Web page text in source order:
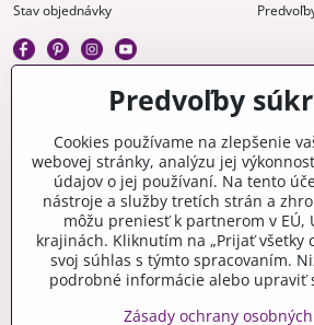
Stav objednávky
Gravírovanie
Videonávody
Blog
Kreatívna poradňa
Predvoľby
Cookies používame na zlepšenie
webovej stránky, analýzu jej
údajov o jej používaní. Na tento
nástroje a služby tretích strán a
môžu preniesť k partnerom v EÚ,
krajinách. Kliknutím na „Prijať všetky
svoj súhlas s týmto spracovaním.
podrobné informácie alebo upraviť
Zásady ochrany